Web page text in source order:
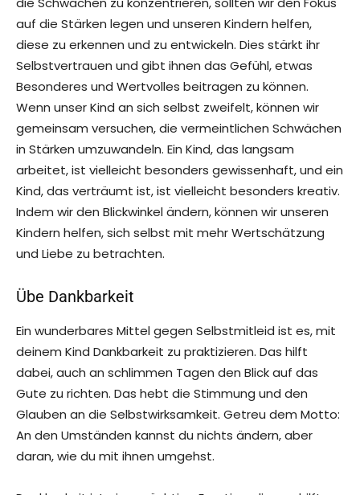
auf die Stärken legen und unseren Kindern helfen,
diese zu erkennen und zu entwickeln. Dies stärkt ihr
Selbstvertrauen und gibt ihnen das Gefühl, etwas
Besonderes und Wertvolles beitragen zu können.
Wenn unser Kind an sich selbst zweifelt, können wir
gemeinsam versuchen, die vermeintlichen Schwächen
in Stärken umzuwandeln. Ein Kind, das langsam
arbeitet, ist vielleicht besonders gewissenhaft, und ein
Kind, das verträumt ist, ist vielleicht besonders kreativ.
Indem wir den Blickwinkel ändern, können wir unseren
Kindern helfen, sich selbst mit mehr Wertschätzung
und Liebe zu betrachten.
Übe Dankbarkeit
Ein wunderbares Mittel gegen Selbstmitleid ist es, mit
deinem Kind Dankbarkeit zu praktizieren. Das hilft
dabei, auch an schlimmen Tagen den Blick auf das
Gute zu richten. Das hebt die Stimmung und den
Glauben an die Selbstwirksamkeit. Getreu dem Motto:
An den Umständen kannst du nichts ändern, aber
daran, wie du mit ihnen umgehst.